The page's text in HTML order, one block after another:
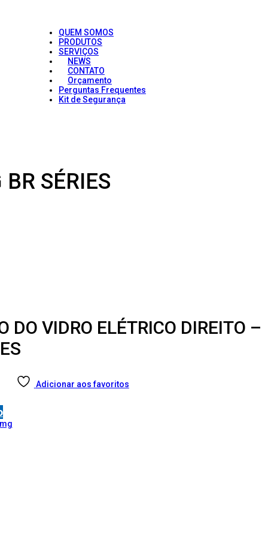
QUEM SOMOS
PRODUTOS
SERVIÇOS
NEWS
CONTATO
Orçamento
Perguntas Frequentes
Kit de Segurança
SÉRIES
DO VIDRO ELÉTRICO DIREITO –
Adicionar aos favoritos